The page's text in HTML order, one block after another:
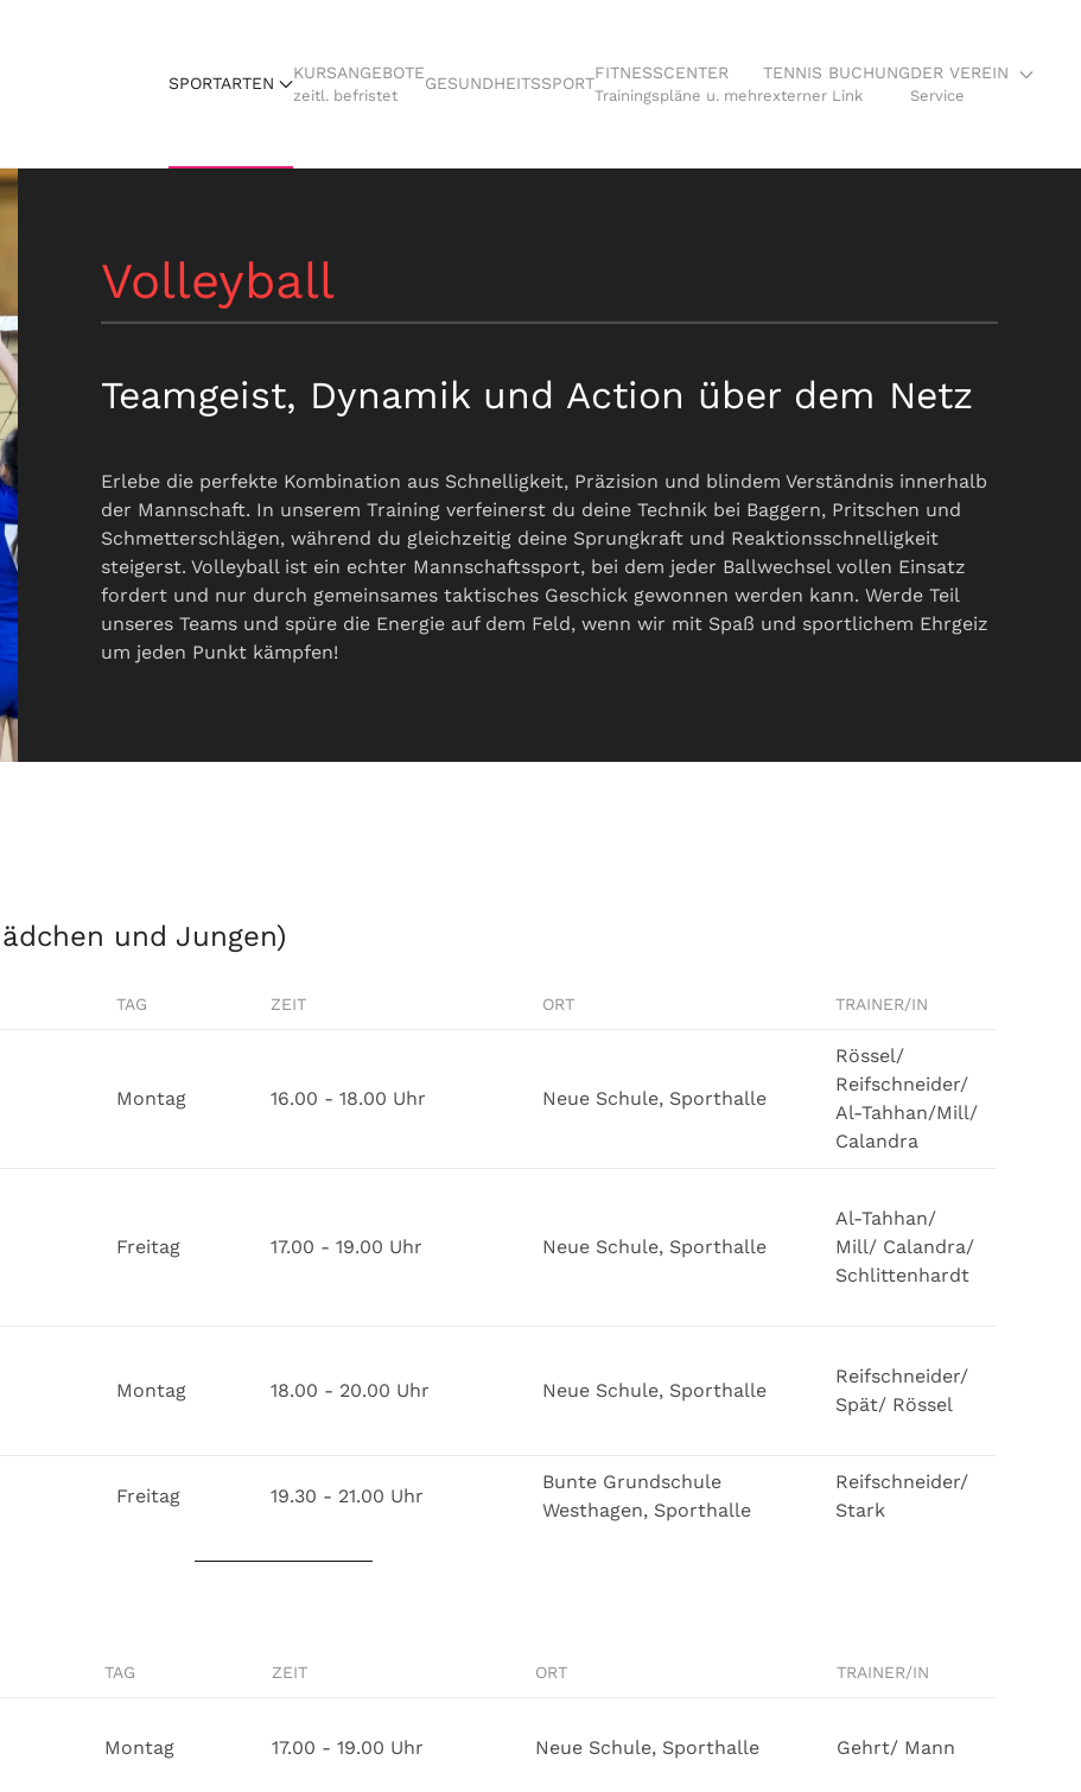
SPORTARTEN
KURSANGEBOTE
zeitl. befristet
GESUNDHEITSSPORT
FITNESSCENTER
Trainingspläne u. mehr
TENNIS BUCHUNG
externer Link
DER VEREIN
Service
Volleyball
Teamgeist, Dynamik und Action über dem Netz
Erlebe die perfekte Kombination aus Schnelligkeit, Präzision und blindem Verständnis innerhalb
der Mannschaft. In unserem Training verfeinerst du deine Technik bei Baggern, Pritschen und
Schmetterschlägen, während du gleichzeitig deine Sprungkraft und Reaktionsschnelligkeit
steigerst. Volleyball ist ein echter Mannschaftssport, bei dem jeder Ballwechsel vollen Einsatz
fordert und nur durch gemeinsames taktisches Geschick gewonnen werden kann. Werde Teil
unseres Teams und spüre die Energie auf dem Feld, wenn wir mit Spaß und sportlichem Ehrgeiz
um jeden Punkt kämpfen!
und Jungen)
TAG ZEIT ORT TRAINER/IN
Montag 16.00 - 18.00 Uhr Neue Schule, Sporthalle
Rössel/
Reifschneider/
Al-Tahhan/Mill/
Calandra
Freitag 17.00 - 19.00 Uhr Neue Schule, Sporthalle
Al-Tahhan/
Mill/ Calandra/
Schlittenhardt
Montag 18.00 - 20.00 Uhr Neue Schule, Sporthalle
Reifschneider/
Spät/ Rössel
Freitag 19.30 - 21.00 Uhr
Bunte Grundschule
Westhagen, Sporthalle
Reifschneider/
Stark
TAG ZEIT ORT TRAINER/IN
Montag 17.00 - 19.00 Uhr Neue Schule, Sporthalle Gehrt/ Mann